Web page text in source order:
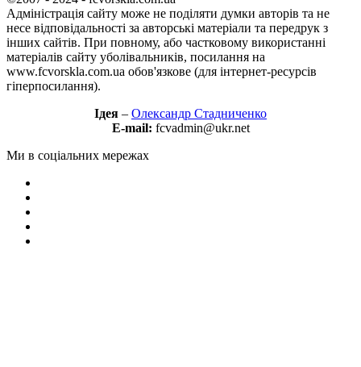
Адміністрація сайту може не поділяти думки авторів та не
несе відповідальності за авторські матеріали та передрук з
інших сайтів. При повному, або частковому використанні
матеріалів сайту уболівальників, посилання на
www.fcvorskla.com.ua обов'язкове (для інтернет-ресурсів
гіперпосилання).
Ідея – Олександр Стадниченко
E-mail: fcvadmin@ukr.net
Ми в соціальних мережах